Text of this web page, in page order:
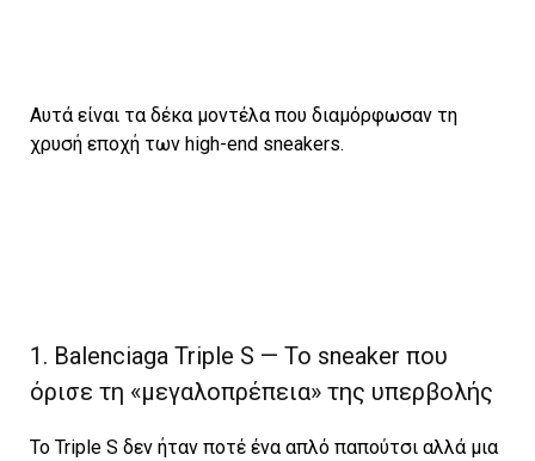
Αυτά είναι τα δέκα μοντέλα που διαμόρφωσαν τη
χρυσή εποχή των high-end sneakers.
1. Balenciaga Triple S — Το sneaker που
όρισε τη «μεγαλοπρέπεια» της υπερβολής
Το Triple S δεν ήταν ποτέ ένα απλό παπούτσι αλλά μια